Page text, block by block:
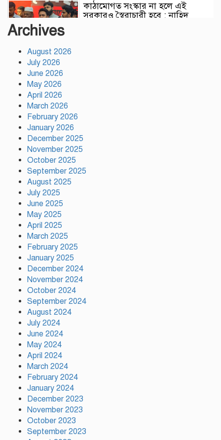
কাঠামোগত সংস্কার না হলে এই
সরকারও স্বৈরাচারী হবে : নাহিদ
জমিয়ত
দুর্গাপূজায় আসছে সালমার নতুন গান,
রেকর্ড সম্পন্ন
Archives
August 2026
July 2026
June 2026
May 2026
April 2026
March 2026
February 2026
January 2026
December 2025
November 2025
October 2025
September 2025
August 2025
July 2025
June 2025
May 2025
April 2025
March 2025
February 2025
January 2025
December 2024
November 2024
October 2024
September 2024
August 2024
July 2024
June 2024
May 2024
April 2024
March 2024
February 2024
January 2024
December 2023
November 2023
October 2023
September 2023